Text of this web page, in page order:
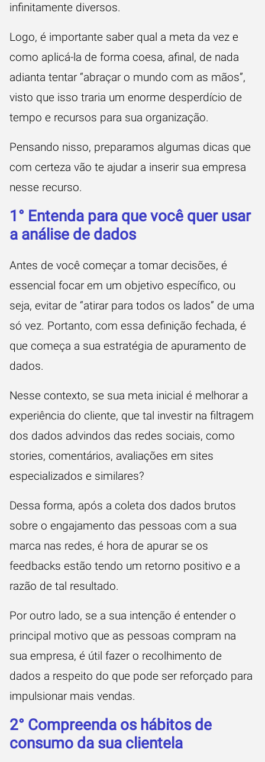
infinitamente diversos.
Logo, é importante saber qual a meta da vez e
como aplicá-la de forma coesa, afinal, de nada
adianta tentar “abraçar o mundo com as mãos”,
visto que isso traria um enorme desperdício de
tempo e recursos para sua organização.
Pensando nisso, preparamos algumas dicas que
com certeza vão te ajudar a inserir sua empresa
nesse recurso.
1° Entenda para que você quer usar
a análise de dados
Antes de você começar a tomar decisões, é
essencial focar em um objetivo específico, ou
seja, evitar de “atirar para todos os lados” de uma
só vez. Portanto, com essa definição fechada, é
que começa a sua estratégia de apuramento de
dados.
Nesse contexto, se sua meta inicial é melhorar a
experiência do cliente, que tal investir na filtragem
dos dados advindos das redes sociais, como
stories, comentários, avaliações em sites
especializados e similares?
Dessa forma, após a coleta dos dados brutos
sobre o engajamento das pessoas com a sua
marca nas redes, é hora de apurar se os
feedbacks estão tendo um retorno positivo e a
razão de tal resultado.
Por outro lado, se a sua intenção é entender o
principal motivo que as pessoas compram na
sua empresa, é útil fazer o recolhimento de
dados a respeito do que pode ser reforçado para
impulsionar mais vendas.
2° Compreenda os hábitos de
consumo da sua clientela